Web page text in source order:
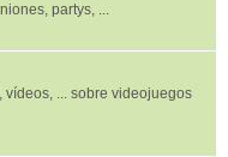
partys, ...
... sobre videojuegos